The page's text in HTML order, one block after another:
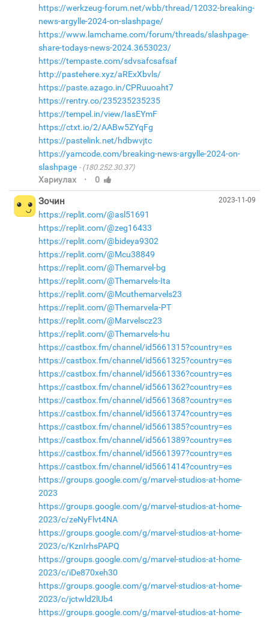
https://werkzeug-forum.net/wbb/thread/12032-breaking-
news-argylle-2024-on-slashpage/
https://www.lamchame.com/forum/threads/slashpage-
share-todays-news-2024.3653023/
https://tempaste.com/sdvsafcsafsaf
http://pastehere.xyz/aRExXbvls/
https://paste.azago.in/CPRuuoaht7
https://rentry.co/235235235235
https://tempel.in/view/IasEYmF
https://ctxt.io/2/AABw5ZYqFg
https://pastelink.net/hdbwvjtc
https://yamcode.com/breaking-news-argylle-2024-on-
slashpage
(180.252.30.37)
Хариулах · 0
2023-11-09
Зочин
https://replit.com/@asl51691
https://replit.com/@zeg16433
https://replit.com/@bideya9302
https://replit.com/@Mcu38849
https://replit.com/@Themarvel-bg
https://replit.com/@Themarvels-Ita
https://replit.com/@Mcuthemarvels23
https://replit.com/@Themarvela-PT
https://replit.com/@Marvelscz23
https://replit.com/@Themarvels-hu
https://castbox.fm/channel/id5661315?country=es
https://castbox.fm/channel/id5661325?country=es
https://castbox.fm/channel/id5661336?country=es
https://castbox.fm/channel/id5661362?country=es
https://castbox.fm/channel/id5661368?country=es
https://castbox.fm/channel/id5661374?country=es
https://castbox.fm/channel/id5661385?country=es
https://castbox.fm/channel/id5661389?country=es
https://castbox.fm/channel/id5661397?country=es
https://castbox.fm/channel/id5661414?country=es
https://groups.google.com/g/marvel-studios-at-home-
2023
https://groups.google.com/g/marvel-studios-at-home-
2023/c/zeNyFlvt4NA
https://groups.google.com/g/marvel-studios-at-home-
2023/c/KznIrhsPAPQ
https://groups.google.com/g/marvel-studios-at-home-
2023/c/iDe870xeh30
https://groups.google.com/g/marvel-studios-at-home-
2023/c/jctwld2lUb4
https://groups.google.com/g/marvel-studios-at-home-